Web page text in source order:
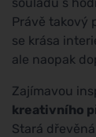
Právě takový
se krása
ale naopak
Zajímavou
kreativního
Stará